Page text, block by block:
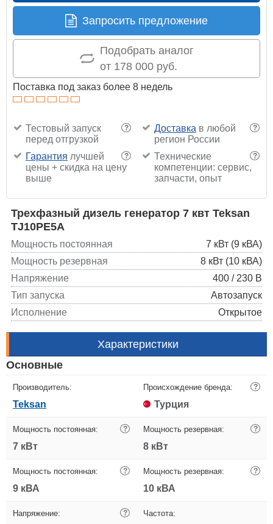
Запросить предложение
Подобрать аналог
от 178 000 руб.
Поставка под заказ более 8 недель
?
Тестовый запуск
перед отгрузкой
?
Доставка в любой
регион России
?
Гарантия лучшей
цены + скидка на цену
выше
?
Технические
компетенции: сервис,
запчасти, опыт
Трехфазный дизель генератор 7 квт Teksan
TJ10PE5A
Мощность постоянная
7 кВт (9 кВА)
Мощность резервная
8 кВт (10 кВА)
Напряжение
400 / 230 В
Тип запуска
Автозапуск
Исполнение
Открытое
Характеристики
Основные
Производитель:
Teksan
Происхождение бренда: ?
Турция
Мощность постоянная: ?
7 кВт
Мощность резервная: ?
8 кВт
Мощность постоянная: ?
9 кВА
Мощность резервная: ?
10 кВА
Напряжение: ? Частота: